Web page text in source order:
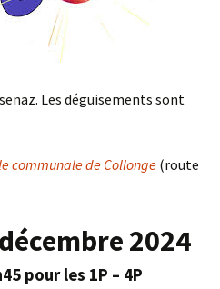
Les déguisements sont
communale de Collonge (route
2024
pour les 1P – 4P